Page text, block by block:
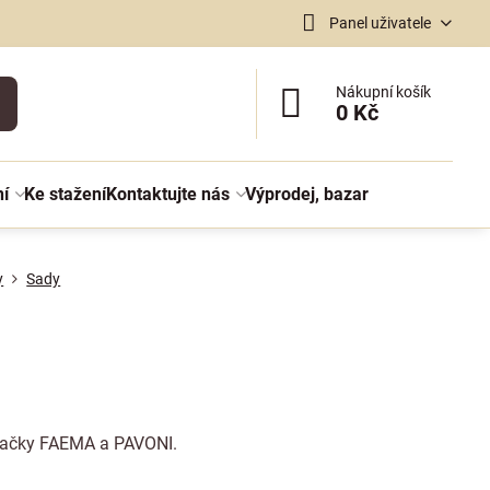
Panel uživatele
Nákupní košík
0 Kč
Ke staženíKontaktujte nás Výprodej, bazar
Sady
FAEMA a PAVONI.